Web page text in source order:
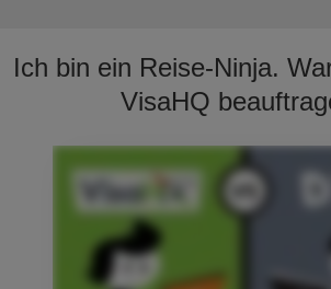
Ich bin ein Reise-Ninja.
VisaHQ